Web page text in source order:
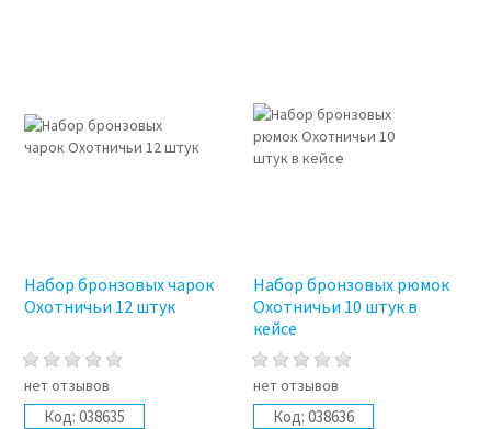
Набор бронзовых чарок
Охотничьи 12 штук
нет отзывов
Код: 038635
Набор бронзовых рюмок
Охотничьи 10 штук в
кейсе
нет отзывов
Код: 038636